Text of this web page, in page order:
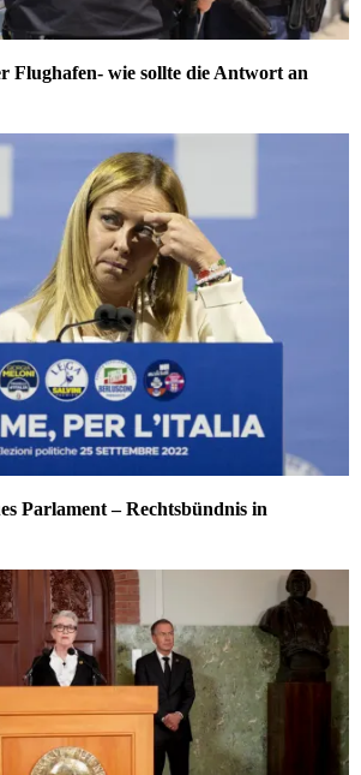
Flughafen- wie sollte die Antwort an
Parlament – Rechtsbündnis in